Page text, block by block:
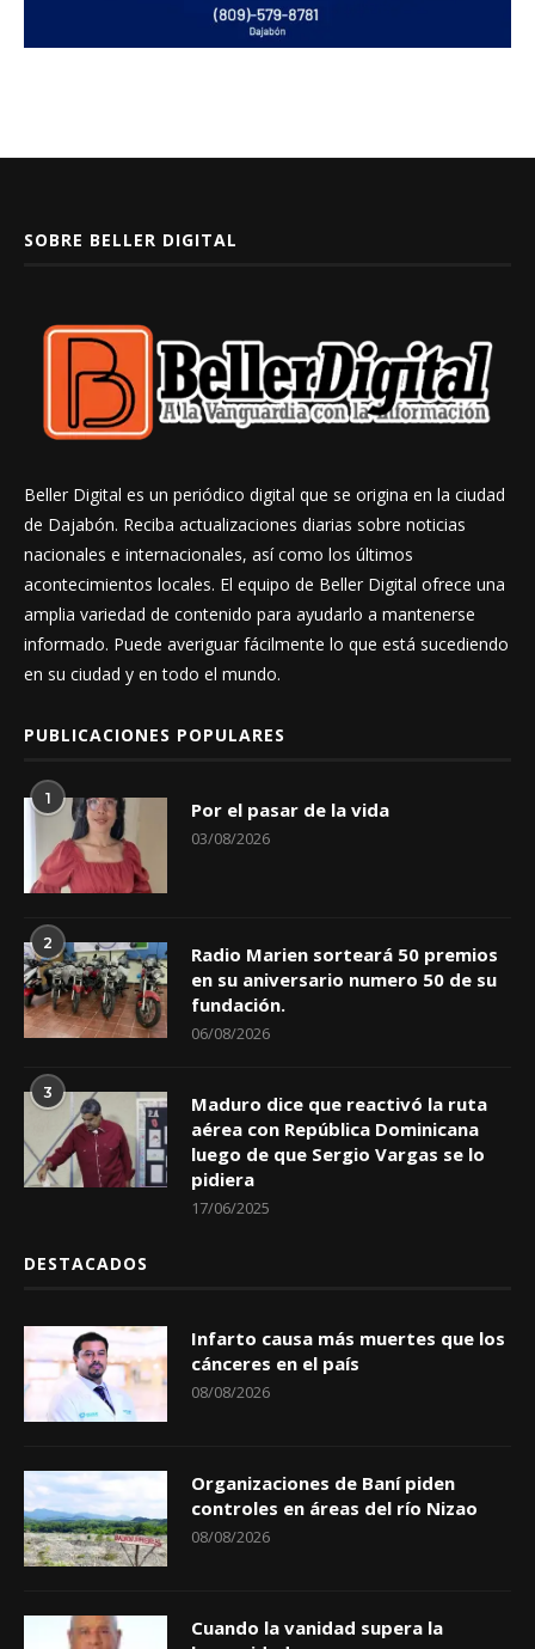
SOBRE BELLER DIGITAL
Beller Digital es un periódico digital que se origina en la ciudad
de Dajabón. Reciba actualizaciones diarias sobre noticias
nacionales e internacionales, así como los últimos
acontecimientos locales. El equipo de Beller Digital ofrece una
amplia variedad de contenido para ayudarlo a mantenerse
informado. Puede averiguar fácilmente lo que está sucediendo
en su ciudad y en todo el mundo.
PUBLICACIONES POPULARES
1 Por el pasar de la vida
03/08/2026
2
Radio Marien sorteará 50 premios
en su aniversario numero 50 de su
fundación.
06/08/2026
3
Maduro dice que reactivó la ruta
aérea con República Dominicana
luego de que Sergio Vargas se lo
pidiera
17/06/2025
DESTACADOS
Infarto causa más muertes que los
cánceres en el país
08/08/2026
Organizaciones de Baní piden
controles en áreas del río Nizao
08/08/2026
Cuando la vanidad supera la